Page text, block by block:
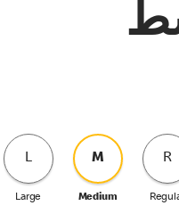
R
M
Medium
L
Large